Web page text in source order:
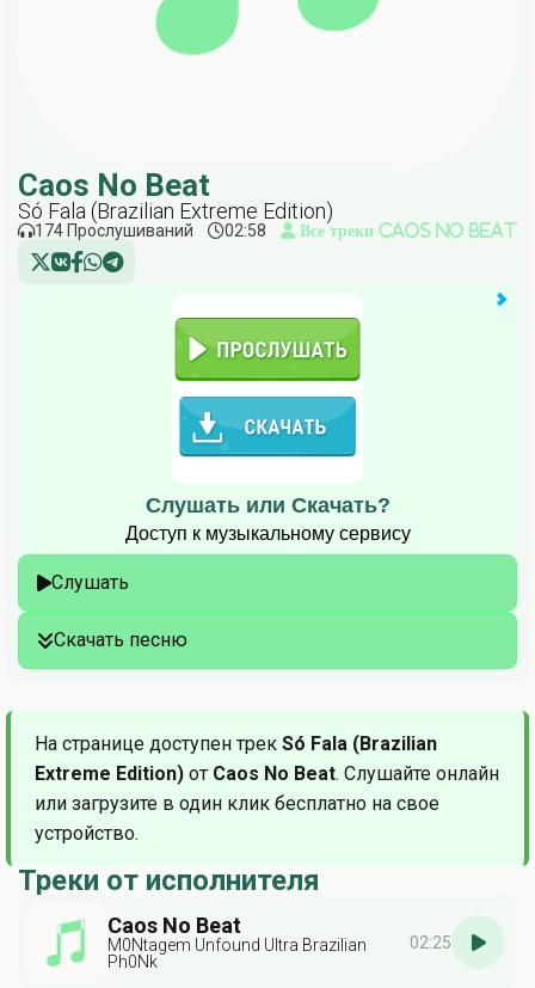
Caos No Beat
Só Fala (Brazilian Extreme Edition)
174 Прослушиваний 02:58 Все треки Caos No Beat
Слушать или Скачать?
Доступ к музыкальному сервису
Слушать
Скачать песню
На странице доступен трек Só Fala (Brazilian
Extreme Edition) от Caos No Beat. Слушайте онлайн
или загрузите в один клик бесплатно на свое
устройство.
Треки от исполнителя
Caos No Beat
M0Ntagem Unfound Ultra Brazilian
Ph0Nk
02:25